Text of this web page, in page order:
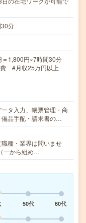
分
1,800円×7時間30分
費 #月収25万円以上
ータ入力、帳票管理・商
備品手配・請求書の…
種・業界は問いませ
一から組め…
50代
60代